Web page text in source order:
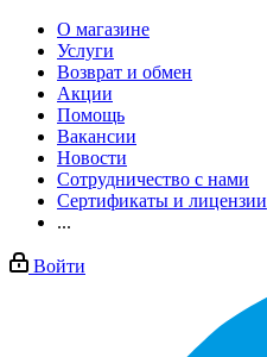
О магазине
Услуги
Возврат и обмен
Акции
Помощь
Вакансии
Новости
Сотрудничество с нами
Сертификаты и лицензии
...
Войти